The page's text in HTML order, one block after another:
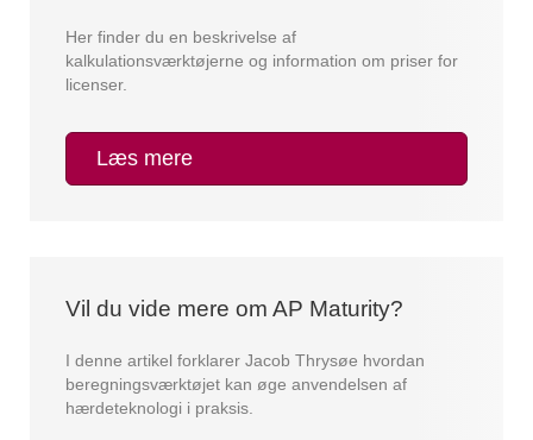
Her finder du en beskrivelse af
kalkulationsværktøjerne og information om priser for
licenser.
Læs mere
Vil du vide mere om AP Maturity?
I denne artikel forklarer Jacob Thrysøe hvordan
beregningsværktøjet kan øge anvendelsen af
hærdeteknologi i praksis.